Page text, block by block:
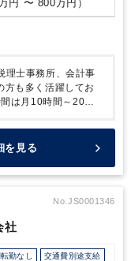
月給 37万5,000円 〜 50万円 （年収 600万円 〜 800万円）
理士事務所、会計事
方も多く活躍してお
は月10時間～20時
れ、現在ご活躍され
やすい職場環境で
を見る
No.JS0001346
社
勤なし 交通費別途支給